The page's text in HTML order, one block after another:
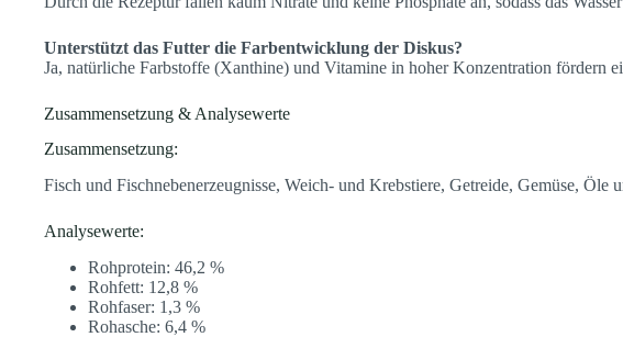
Unterstützt das Futter die Farbentwicklung der Diskus?
Ja, natürliche Farbstoffe (Xanthine) und Vitamine in hoher Konzentration fördern
Zusammensetzung & Analysewerte
Zusammensetzung:
Fisch und Fischnebenerzeugnisse, Weich- und Krebstiere, Getreide, Gemüse, Öle
Analysewerte:
Rohprotein: 46,2 %
Rohfett: 12,8 %
Rohfaser: 1,3 %
Rohasche: 6,4 %